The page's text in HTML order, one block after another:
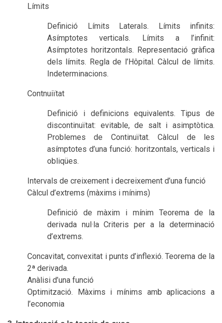
Límits
Definició Límits Laterals. Límits infinits:
Asímptotes verticals. Límits a l’infinit:
Asímptotes horitzontals. Representació gràfica
dels límits. Regla de l’Hôpital. Càlcul de límits.
Indeterminacions.
Contnuiïtat
Definició i definicions equivalents. Tipus de
discontinuïtat: evitable, de salt i asimptòtica.
Problemes de Continuïtat. Càlcul de les
asímptotes d’una funció: horitzontals, verticals i
obliqües.
Intervals de creixement i decreixement d’una funció
Càlcul d’extrems (màxims i mínims)
Definició de màxim i mínim Teorema de la
derivada nul·la Criteris per a la determinació
d’extrems.
Concavitat, convexitat i punts d’inflexió. Teorema de la
2ª derivada.
Anàlisi d’una funció
Optimització. Màxims i mínims amb aplicacions a
l’economia